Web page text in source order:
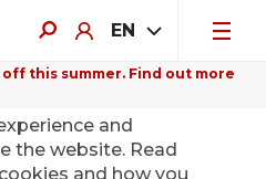
EN
this summer. Find out more
and
the website. Read
and how you